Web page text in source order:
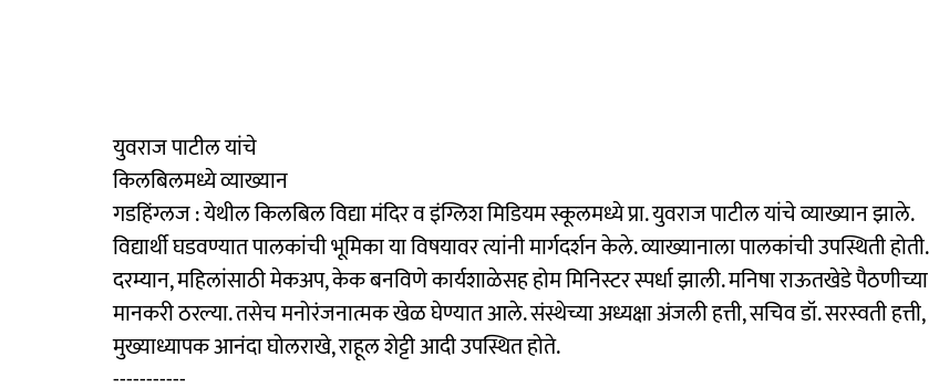
युवराज पाटील यांचे
किलबिलमध्ये व्याख्यान
गडहिंग्लज : येथील किलबिल विद्या मंदिर व इंग्लिश मिडियम स्कूलमध्ये प्रा. युवराज पाटील यांचे व्याख्यान झाले.
विद्यार्थी घडवण्यात पालकांची भूमिका या विषयावर त्यांनी मार्गदर्शन केले. व्याख्यानाला पालकांची उपस्थिती होती.
दरम्यान, महिलांसाठी मेकअप, केक बनविणे कार्यशाळेसह होम मिनिस्टर स्पर्धा झाली. मनिषा राऊतखेडे पैठणीच्या
मानकरी ठरल्या. तसेच मनोरंजनात्मक खेळ घेण्यात आले. संस्थेच्या अध्यक्षा अंजली हत्ती, सचिव डॉ. सरस्वती हत्ती,
मुख्याध्यापक आनंदा घोलराखे, राहूल शेट्टी आदी उपस्थित होते.
-----------